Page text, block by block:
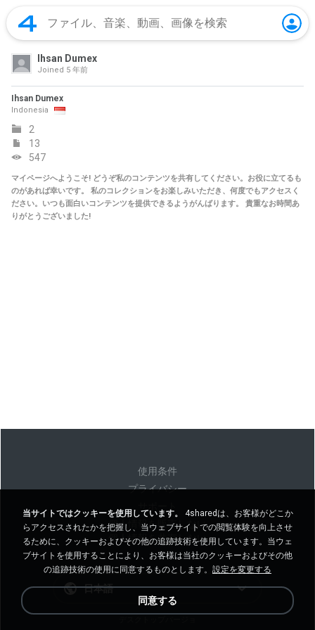
Ihsan Dumex
Joined 5 年前
Ihsan Dumex
Indonesia
2
13
547
マイページへようこそ! どうぞ私のコンテンツを共有してください。お役に立てるも
のがあれば幸いです。 私のコレクションをお楽しみいただき、何度でもアクセスく
ださい。いつも面白いコンテンツを提供できるようがんばります。 貴重なお時間あ
りがとうございました!
使用条件
プライバシー
個人情報を販売しない
個人情報を共有しない
日本語
当サイトではクッキーを使用しています。
4sharedは、お客様がどこか
らアクセスされたかを把握し、当ウェブサイトでの閲覧体験を向上させ
るために、クッキーおよびその他の追跡技術を使用しています。当ウェ
ブサイトを使用することにより、お客様は当社のクッキーおよびその他
の追跡技術の使用に同意するものとします。 設定を変更する
同意する